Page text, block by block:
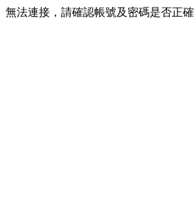
無法連接，請確認帳號及密碼是否正確